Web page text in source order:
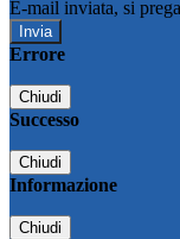
E-mail inviata, si
Errore
Chiudi
Successo
Chiudi
Informazione
Chiudi